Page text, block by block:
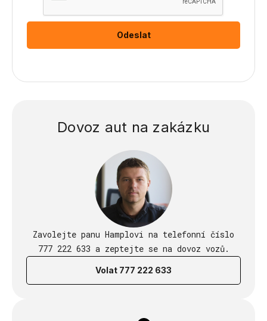
Dovoz aut na zakázku
Zavolejte panu Hamplovi na telefonní číslo
777 222 633 a zeptejte se na dovoz vozů.
Volat 777 222 633